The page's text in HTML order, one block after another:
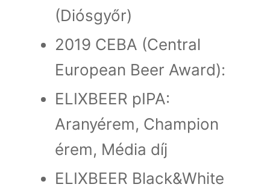
(Diósgyőr)
2019 CEBA (Central
European Beer Award):
ELIXBEER pIPA:
Aranyérem, Champion
érem, Média díj
ELIXBEER Black&White